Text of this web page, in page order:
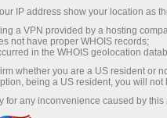
Abra una
Abra
IP address show your location as
a VPN provided by a hosting
not have proper WHOIS records;
in the WHOIS geolocation
whether you are a US resident or
being a US resident, you will
for any inconvenience caused by this